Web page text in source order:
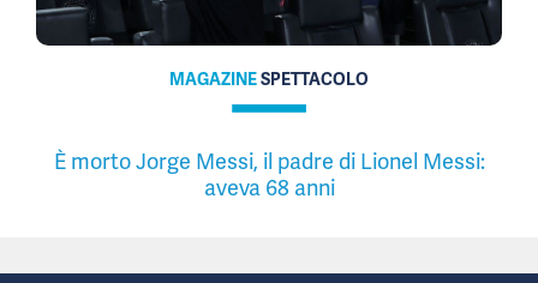
MAGAZINESPETTACOLO
È morto Jorge Messi, il padre di Lionel Messi:
aveva 68 anni